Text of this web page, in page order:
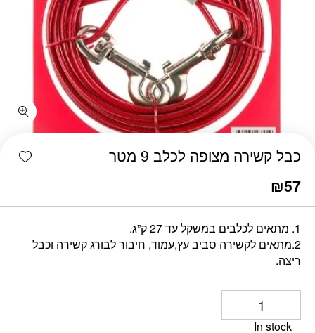
כבל קשירה מצופה לכלב 9 מטר
₪57
1. מתאים לכלבים במשקל עד 27 ק”ג.
2.מתאים לקשירה סביב עץ,עמוד, חיבור לבורג קשירה וכבל
ריצה.
In stock